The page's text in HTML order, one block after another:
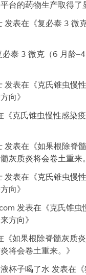
台的药物生产取得了
发表在《复必泰 3 微
必泰 3 微克（6 月龄
发表在《克氏锥虫慢
向》
《克氏锥虫慢性感染
发表在《如果根除脊
灰质炎将会卷土重来。
发表在《克氏锥虫慢
向》
发表在《克氏锥虫
方向》
《如果根除脊髓灰质
将会卷土重来。 》
杯子喝了水 发表在《